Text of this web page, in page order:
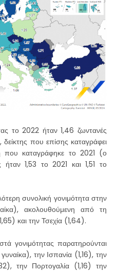
το 2022 ήταν 1,46 ζωντανές
που επίσης καταγράφει
που καταγράφηκε το 2021 (ο
ήταν 1,53 το 2021 και 1,51 το
συνολική γονιμότητα στην
ακολουθούμενη από τη
και την Τσεχία (1,64).
γονιμότητας παρατηρούνται
την Ισπανία (1,16), την
την Πορτογαλία (1,16) την